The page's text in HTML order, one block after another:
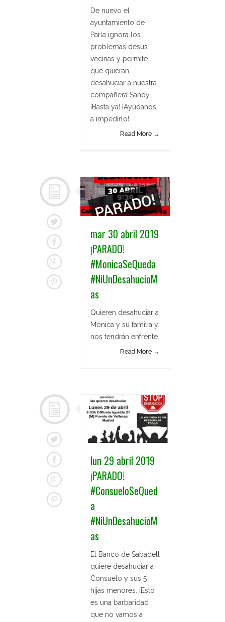
De nuevo el
ayuntamiento de
Parla ignora los
problemas desus
vecinas y permite
que quieran
desahuciar a nuestra
compañera Sandy.
¡Basta ya! ¡Ayúdanos
a impedirlo!
Read More →
mar 30 abril 2019
¡PARADO!
#MonicaSeQueda
#NiUnDesahucioM
as
Quieren desahuciar a
Mónica y su familia y
nos tendrán enfrente.
Read More →
lun 29 abril 2019
¡PARADO!
#ConsueloSeQued
a
#NiUnDesahucioM
as
El Banco de Sabadell
quiere desahuciar a
Consuelo y sus 5
hijas menores. ¡Esto
es una barbaridad
que no vamos a